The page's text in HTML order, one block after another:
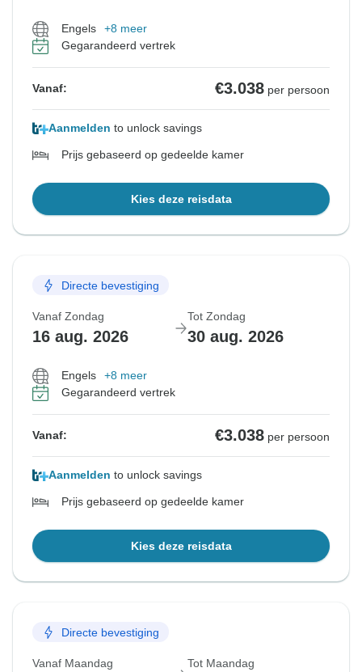
Engels
+8 meer
Gegarandeerd vertrek
Vanaf: €3.038 per persoon
Aanmelden to unlock savings
Prijs gebaseerd op gedeelde kamer
Kies deze reisdata
Directe bevestiging
Vanaf Zondag
16 aug. 2026
Tot Zondag
30 aug. 2026
Engels
+8 meer
Gegarandeerd vertrek
Vanaf: €3.038 per persoon
Aanmelden to unlock savings
Prijs gebaseerd op gedeelde kamer
Kies deze reisdata
Directe bevestiging
Vanaf Maandag Tot Maandag